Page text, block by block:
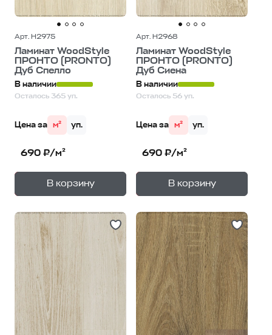
Арт. H2975
Ламинат WoodStyle
ПРОНТО (PRONTO)
Дуб Спелло
В наличии
Осталось 365 уп.
Цена за м² уп.
690 ₽/м²
В корзину
— 1уп.
Арт. H2968
Ламинат WoodStyle
ПРОНТО (PRONTO)
Дуб Сиена
В наличии
Осталось 56 уп.
Цена за м² уп.
690 ₽/м²
В корзину
— 1уп.